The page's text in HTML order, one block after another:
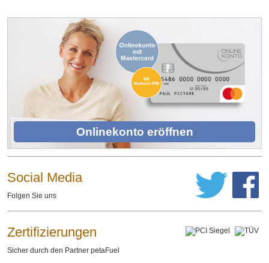
Onlinekonto eröffnen
Social Media
Folgen Sie uns
Zertifizierungen
Sicher durch den Partner petaFuel